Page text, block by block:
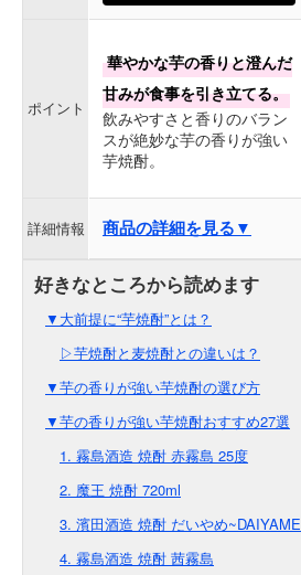
ポイント
華やかな芋の香りと澄んだ
甘みが食事を引き立てる。
飲みやすさと香りのバラン
スが絶妙な芋の香りが強い
芋焼酎。
詳細情報 商品の詳細を見る▼
▼大前提に“芋焼酎”とは？
▷芋焼酎と麦焼酎との違いは？
▼芋の香りが強い芋焼酎の選び方
▼芋の香りが強い芋焼酎おすすめ27選
1. 霧島酒造 焼酎 赤霧島 25度
2. 魔王 焼酎 720ml
3. 濱田酒造 焼酎 だいやめ
4. 霧島酒造 焼酎 茜霧島